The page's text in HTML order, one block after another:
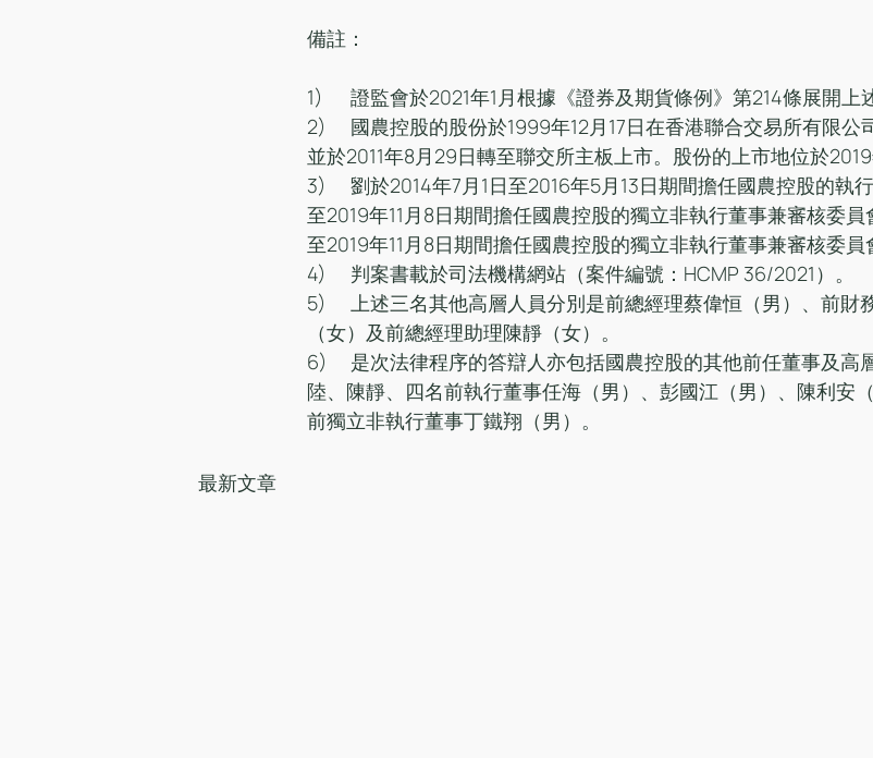
備註：
1)	證監會於2021年1月根據《證券及期貨條例》第214條展開上
2)	國農控股的股份於1999年12月17日在香港聯合交易所有限公司（聯交所）創業板上市，
並於2011年8月29日轉至聯交所主板上市。股份的上市地位於2019
3)	劉於2014年7月1日至2016年5月13日期間擔任國農控股的執行董事。趙於1999年12月2日
至2019年11月8日期間擔任國農控股的獨立非執行董事兼審核委員
至2019年11月8日期間擔任國農控股的獨立非執行董事兼審核委員
4)	判案書載於司法機構網站（案件編號：HCMP 36/2021）。
5)	上述三名其他高層人員分別是前總經理蔡偉恒（男）、前財務經理／財務總監陸穎
（女）及前總經理助理陳靜（女）。
6)	是次法律程序的答辯人亦包括國農控股的其他前任董事及高層人員，即陳立軍、蔡、
陸、陳靜、四名前執行董事任海（男）、彭國江（男）、陳利安
前獨立非執行董事丁鐵翔（男）。
最新文章